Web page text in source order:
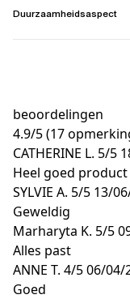
Duurzaamheidsaspect
beoordelingen
4.9/5(17
CATHERINE L. 5/5
Heel goed product
SYLVIE A. 5/5 13/
Geweldig
Marharyta K. 5/5
Alles past
ANNE T. 4/506/04/
Goed